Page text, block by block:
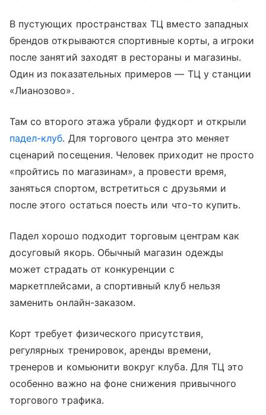
В пустующих пространствах ТЦ вместо западных
брендов открываются спортивные корты, а игроки
после занятий заходят в рестораны и магазины.
Один из показательных примеров — ТЦ у станции
«Лианозово».
Там со второго этажа убрали фудкорт и открыли
падел-клуб. Для торгового центра это меняет
сценарий посещения. Человек приходит не просто
«пройтись по магазинам», а провести время,
заняться спортом, встретиться с друзьями и
после этого остаться поесть или что-то купить.
Падел хорошо подходит торговым центрам как
досуговый якорь. Обычный магазин одежды
может страдать от конкуренции с
маркетплейсами, а спортивный клуб нельзя
заменить онлайн-заказом.
Корт требует физического присутствия,
регулярных тренировок, аренды времени,
тренеров и комьюнити вокруг клуба. Для ТЦ это
особенно важно на фоне снижения привычного
торгового трафика.